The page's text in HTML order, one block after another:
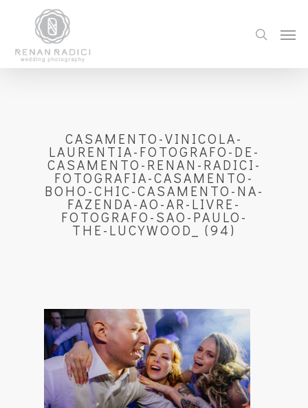
CASAMENTO-VINICOLA-
LAURENTIA-FOTOGRAFO-DE-
CASAMENTO-RENAN-RADICI-
FOTOGRAFIA-CASAMENTO-
BOHO-CHIC-CASAMENTO-NA-
FAZENDA-AO-AR-LIVRE-
FOTOGRAFO-SAO-PAULO-
THE-LUCYWOOD_ (94)